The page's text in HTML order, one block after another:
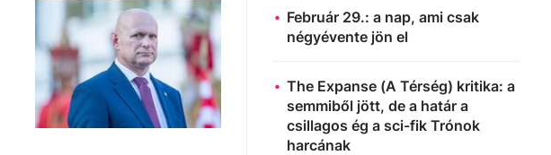
Február 29.: a nap, ami csak
négyévente jön el
The Expanse (A Térség) kritika: a
semmiből jött, de a határ a
csillagos ég a sci-fik Trónok
harcának